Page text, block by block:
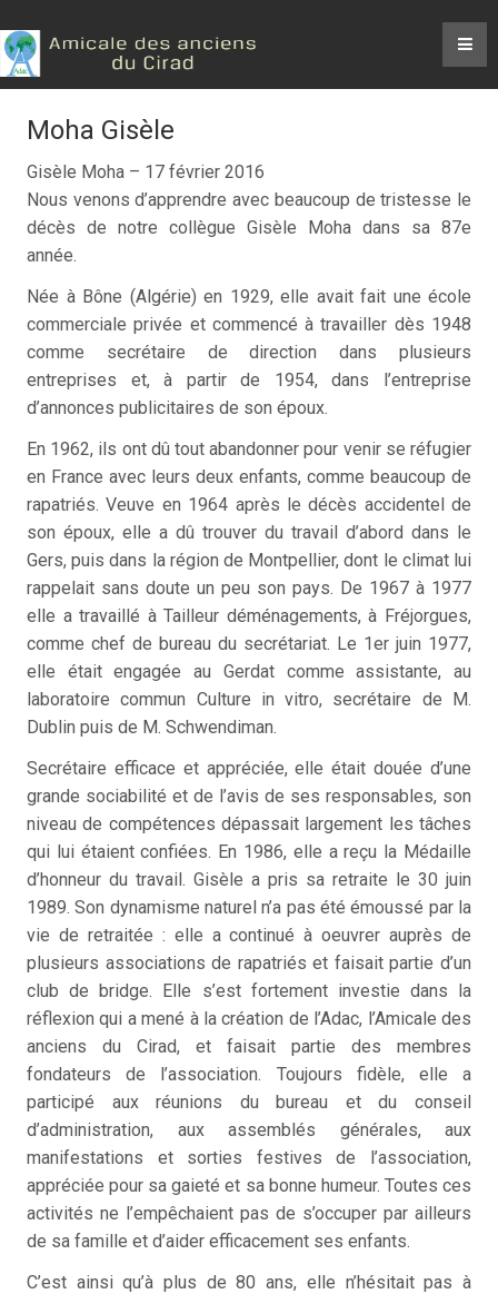
Moha Gisèle
Gisèle Moha – 17 février 2016
Nous venons d’apprendre avec beaucoup de tristesse le
décès de notre collègue Gisèle Moha dans sa 87e
année.
Née à Bône (Algérie) en 1929, elle avait fait une école
commerciale privée et commencé à travailler dès 1948
comme secrétaire de direction dans plusieurs
entreprises et, à partir de 1954, dans l’entreprise
d’annonces publicitaires de son époux.
En 1962, ils ont dû tout abandonner pour venir se réfugier
en France avec leurs deux enfants, comme beaucoup de
rapatriés. Veuve en 1964 après le décès accidentel de
son époux, elle a dû trouver du travail d’abord dans le
Gers, puis dans la région de Montpellier, dont le climat lui
rappelait sans doute un peu son pays. De 1967 à 1977
elle a travaillé à Tailleur déménagements, à Fréjorgues,
comme chef de bureau du secrétariat. Le 1er juin 1977,
elle était engagée au Gerdat comme assistante, au
laboratoire commun Culture in vitro, secrétaire de M.
Dublin puis de M. Schwendiman.
Secrétaire efficace et appréciée, elle était douée d’une
grande sociabilité et de l’avis de ses responsables, son
niveau de compétences dépassait largement les tâches
qui lui étaient confiées. En 1986, elle a reçu la Médaille
d’honneur du travail. Gisèle a pris sa retraite le 30 juin
1989. Son dynamisme naturel n’a pas été émoussé par la
vie de retraitée : elle a continué à oeuvrer auprès de
plusieurs associations de rapatriés et faisait partie d’un
club de bridge. Elle s’est fortement investie dans la
réflexion qui a mené à la création de l’Adac, l’Amicale des
anciens du Cirad, et faisait partie des membres
fondateurs de l’association. Toujours fidèle, elle a
participé aux réunions du bureau et du conseil
d’administration, aux assemblés générales, aux
manifestations et sorties festives de l’association,
appréciée pour sa gaieté et sa bonne humeur. Toutes ces
activités ne l’empêchaient pas de s’occuper par ailleurs
de sa famille et d’aider efficacement ses enfants.
C’est ainsi qu’à plus de 80 ans, elle n’hésitait pas à